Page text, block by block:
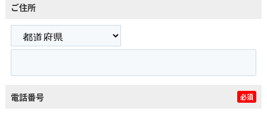
ご住所
電話番号 必須